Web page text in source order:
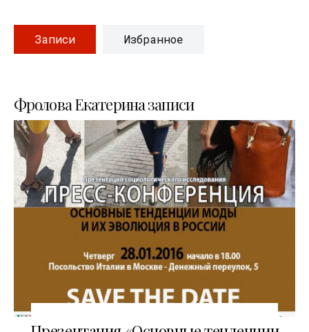
Записи Избранное
Фролова Екатерина записи